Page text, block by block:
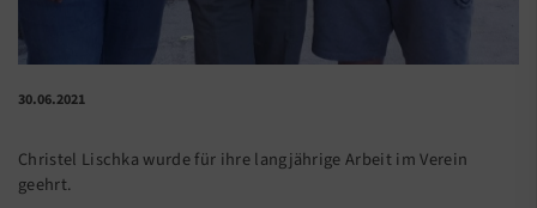
30.06.2021
Christel Lischka wurde für ihre langjährige Arbeit im Verein
geehrt.